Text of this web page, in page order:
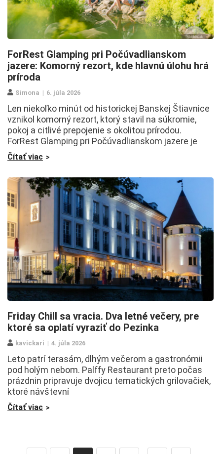
ForRest Glamping pri Počúvadlianskom
jazere: Komorný rezort, kde hlavnú úlohu hrá
príroda
Simona 6. júla 2026
Len niekoľko minút od historickej Banskej Štiavnice
vznikol komorný rezort, ktorý stavil na súkromie,
pokoj a citlivé prepojenie s okolitou prírodou.
ForRest Glamping pri Počúvadlianskom jazere je
Čítať viac
Friday Chill sa vracia. Dva letné večery, pre
ktoré sa oplatí vyraziť do Pezinka
kavickari 4. júla 2026
Leto patrí terasám, dlhým večerom a gastronómii
pod holým nebom. Palffy Restaurant preto počas
prázdnin pripravuje dvojicu tematických grilovačiek,
ktoré návštevní
Čítať viac